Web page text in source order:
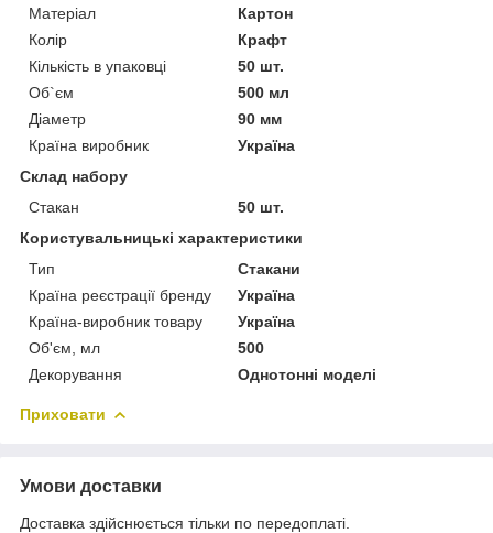
Матеріал
Картон
Колір
Крафт
Кількість в упаковці
50 шт.
Об`єм
500 мл
Діаметр
90 мм
Країна виробник
Україна
Склад набору
Стакан
50 шт.
Користувальницькі характеристики
Тип
Стакани
Країна реєстрації бренду
Україна
Країна-виробник товару
Україна
Об'єм, мл
500
Декорування
Однотонні моделі
Приховати
Умови доставки
Доставка здійснюється тільки по передоплаті.